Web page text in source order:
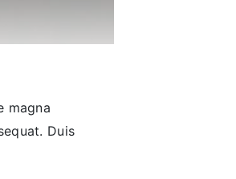
magna
Duis